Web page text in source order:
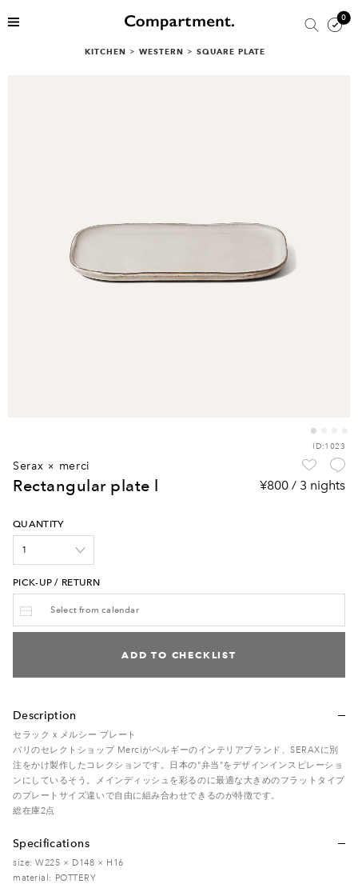
0
KITCHEN > WESTERN > SQUARE PLATE
ID:1023
serax × merci
rectangular plate l ¥800 / 3 nights
QUANTITY
PICK-UP / RETURN
ADD TO CHECKLIST
Description
セラック x メルシー プレート
パリのセレクトショップ Merciがベルギーのインテリアブランド、SERAXに別
注をかけ製作したコレクションです。日本の"弁当"をデザインインスピレーショ
ンにしているそう。メインディッシュを彩るのに最適な大きめのフラットタイプ
のプレートサイズ違いで自由に組み合わせできるのが特徴です。
総在庫2点
Specifications
size: W225 × D148 × H16
material: POTTERY